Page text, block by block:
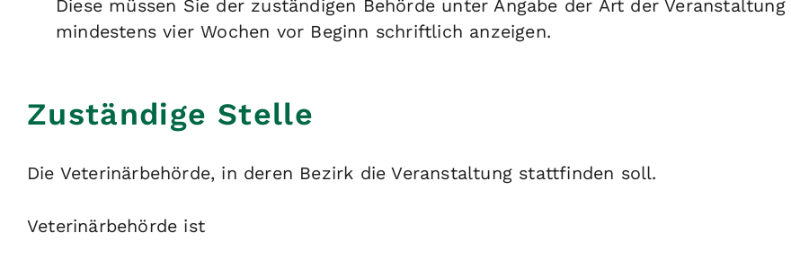
Diese müssen Sie der zuständigen Behörde unter Angabe der Art der Veranstaltung
mindestens vier Wochen vor Beginn schriftlich anzeigen.
Zuständige Stelle
Die Veterinärbehörde, in deren Bezirk die Veranstaltung stattfinden soll.
Veterinärbehörde ist